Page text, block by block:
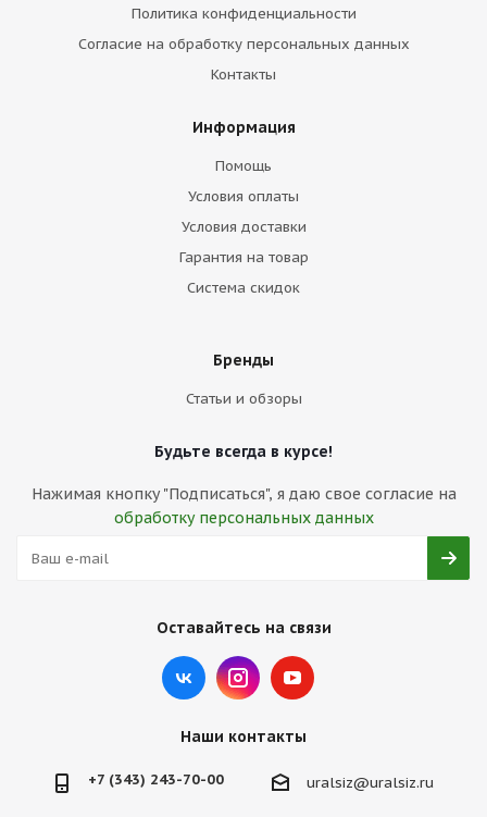
Политика конфиденциальности
Согласие на обработку персональных данных
Контакты
Информация
Помощь
Условия оплаты
Условия доставки
Гарантия на товар
Система скидок
Бренды
Статьи и обзоры
Будьте всегда в курсе!
Нажимая кнопку "Подписаться", я даю свое согласие на
обработку персональных данных
Оставайтесь на связи
Наши контакты
+7 (343) 243-70-00 uralsiz@uralsiz.ru